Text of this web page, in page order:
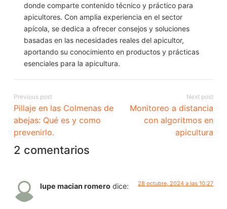
donde comparte contenido técnico y práctico para
apicultores. Con amplia experiencia en el sector
apícola, se dedica a ofrecer consejos y soluciones
basadas en las necesidades reales del apicultor,
aportando su conocimiento en productos y prácticas
esenciales para la apicultura.
Previous post
Pillaje en las Colmenas de
abejas: Qué es y como
prevenirlo.
Next post
Monitoreo a distancia
con algoritmos en
apicultura
2 comentarios
lupe macian romero dice: 28 octubre, 2024 a las 10:27